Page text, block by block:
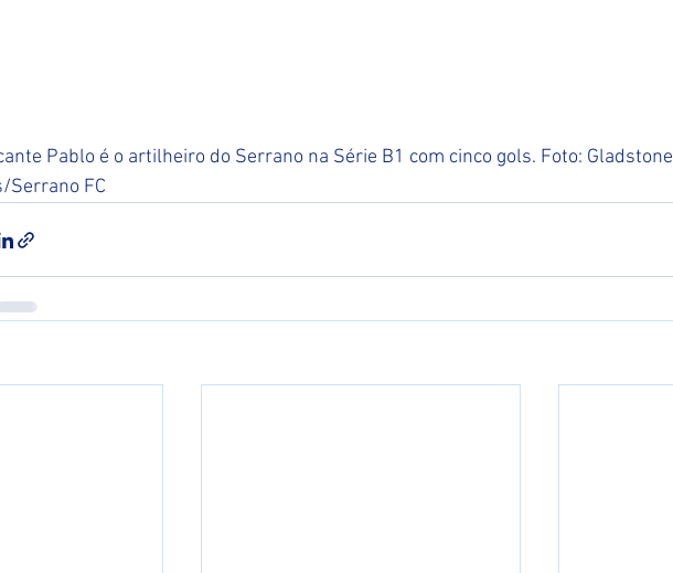
Pablo é o artilheiro do Serrano na Série B1 com cinco gols. Foto: Gladstone
Serrano FC